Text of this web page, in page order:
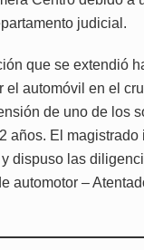
judicial.
que se extendió
automóvil en el
de uno de los
años. El
dispuso las
automotor –